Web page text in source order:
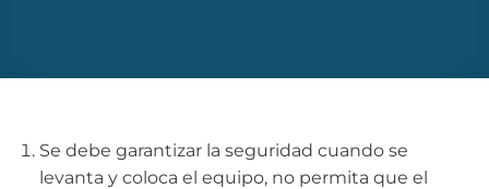
Se debe garantizar la seguridad cuando se
levanta y coloca el equipo, no permita que el